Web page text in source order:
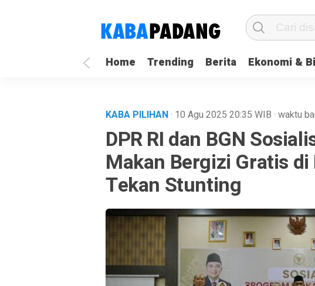
Home Trending Berita Ekonomi &
KABA PILIHAN· 10 Agu 2025 20:35 WIB · waktu
DPR RI dan BGN
Makan Bergizi Gratis
Tekan Stunting